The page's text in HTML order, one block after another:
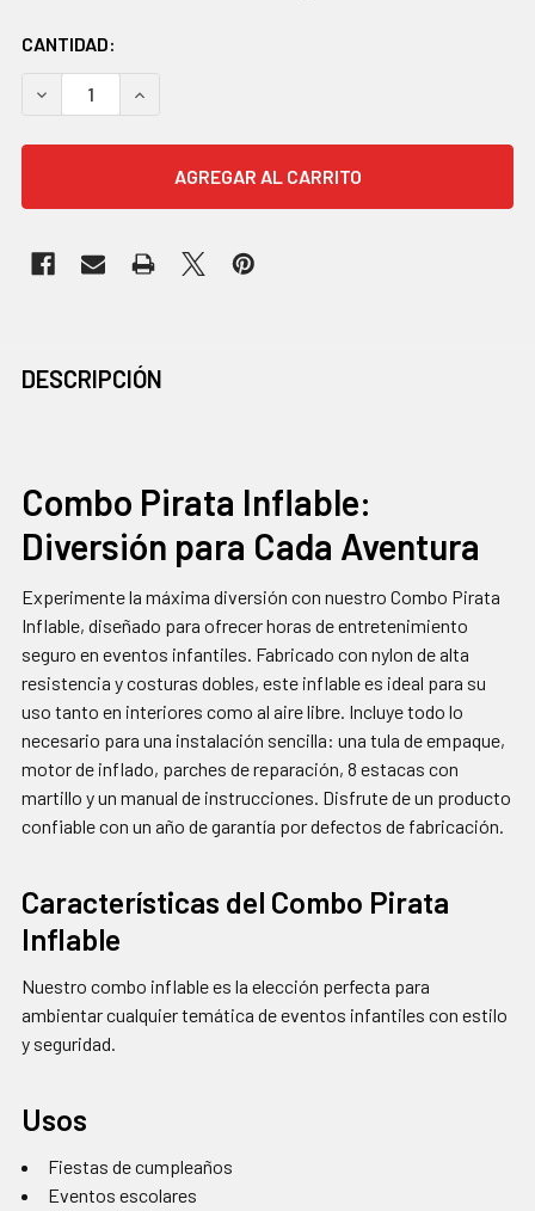
EXISTENCIAS
ACTUALES:
CANTIDAD:
DISMINUIR CANTIDAD:AUMENTAR CANTIDAD:
JUNTOS
SELECCIONAR
TODO
AGREGAR
SELECCIONADOS
AL CARRITO
DESCRIPCIÓN
Combo Pirata Inflable:
Diversión para Cada Aventura
Experimente la máxima diversión con nuestro Combo Pirata
Inflable, diseñado para ofrecer horas de entretenimiento
seguro en eventos infantiles. Fabricado con nylon de alta
resistencia y costuras dobles, este inflable es ideal para su
uso tanto en interiores como al aire libre. Incluye todo lo
necesario para una instalación sencilla: una tula de empaque,
motor de inflado, parches de reparación, 8 estacas con
martillo y un manual de instrucciones. Disfrute de un producto
confiable con un año de garantía por defectos de fabricación.
Características del Combo Pirata
Inflable
Nuestro combo inflable es la elección perfecta para
ambientar cualquier temática de eventos infantiles con estilo
y seguridad.
Usos
Fiestas de cumpleaños
Eventos escolares